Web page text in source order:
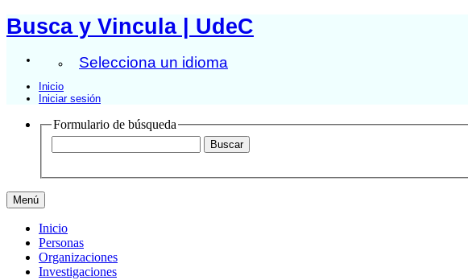
Busca y Vincula | UdeC
Selecciona un idioma
Inicio
Iniciar sesión
Formulario de búsqueda
Menú
Inicio
Personas
Organizaciones
Investigaciones